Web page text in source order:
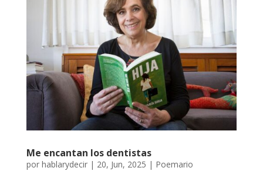
Me encantan los dentistas
por hablarydecir| 20, Jun, 2025 | Poemario